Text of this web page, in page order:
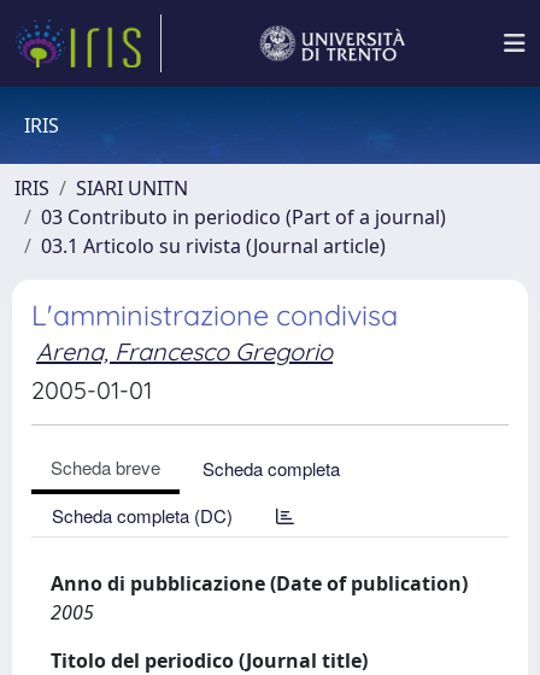
IRIS
IRIS
SIARI UNITN
03 Contributo in periodico (Part of a journal)
03.1 Articolo su rivista (Journal article)
L'amministrazione condivisa
Arena, Francesco Gregorio
2005-01-01
Scheda breve
Scheda completa
Scheda completa (DC)
Anno di pubblicazione (Date of publication)
2005
Titolo del periodico (Journal title)